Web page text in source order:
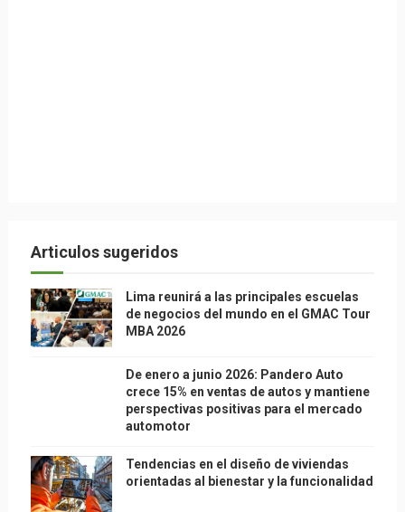
Articulos sugeridos
Lima reunirá a las principales escuelas
de negocios del mundo en el GMAC Tour
MBA 2026
De enero a junio 2026: Pandero Auto
crece 15% en ventas de autos y mantiene
perspectivas positivas para el mercado
automotor
Tendencias en el diseño de viviendas
orientadas al bienestar y la funcionalidad